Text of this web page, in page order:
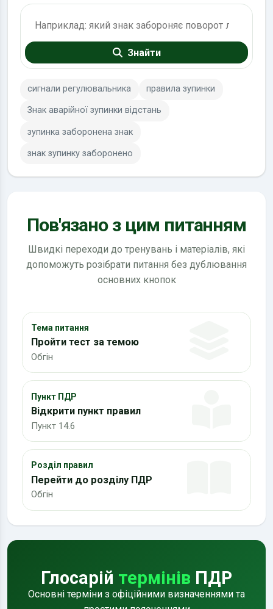
Знайти
сигнали регулювальника правила зупинки
Знак аварійної зупинки відстань
зупинка заборонена знак
знак зупинку заборонено
Пов'язано з цим питанням
Швидкі переходи до тренувань і матеріалів, які
допоможуть розібрати питання без дублювання
основних кнопок
Тема питання
Пройти тест за темою
Обгін
Пункт ПДР
Відкрити пункт правил
Пункт 14.6
Розділ правил
Перейти до розділу ПДР
Обгін
Глосарій термінів ПДР
Основні терміни з офіційними визначеннями та